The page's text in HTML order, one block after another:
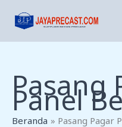
Pasang
Panel
Beranda Pasang Pagar